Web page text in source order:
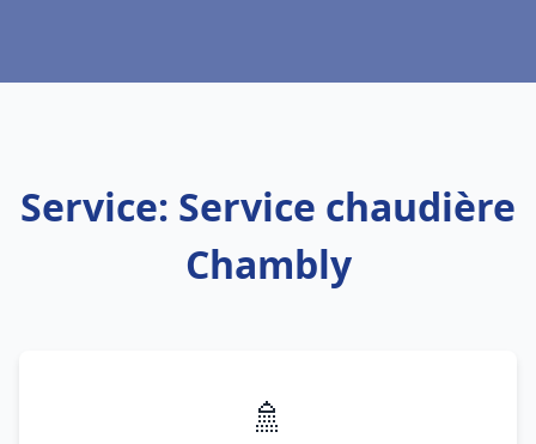
Service: Service chaudière
Chambly
🚿